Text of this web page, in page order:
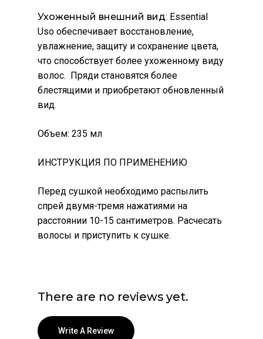
Ухоженный внешний вид: Essential
Usо обеспечивает восстановление,
увлажнение, защиту и сохранение цвета,
что способствует более ухоженному виду
волос. Пряди становятся более
блестящими и приобретают обновленный
вид.
Объем: 235 мл
ИНСТРУКЦИЯ ПО ПРИМЕНЕНИЮ
Перед сушкой необходимо распылить
спрей двумя-тремя нажатиями на
расстоянии 10-15 сантиметров. Расчесать
волосы и приступить к сушке.
There are no reviews yet.
Write A Review